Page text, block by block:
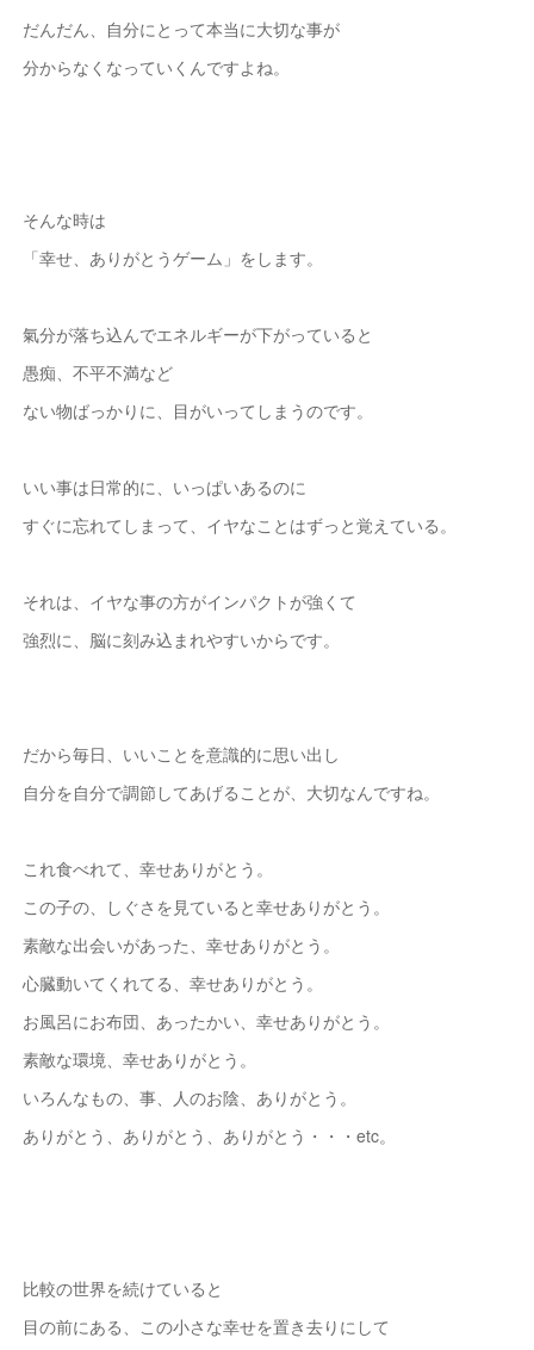
だんだん、自分にとって本当に大切な事が
分からなくなっていくんですよね。
そんな時は
「幸せ、ありがとうゲーム」をします。
氣分が落ち込んでエネルギーが下がっていると
愚痴、不平不満など
ない物ばっかりに、目がいってしまうのです。
いい事は日常的に、いっぱいあるのに
すぐに忘れてしまって、イヤなことはずっと覚えている。
それは、イヤな事の方がインパクトが強くて
強烈に、脳に刻み込まれやすいからです。
だから毎日、いいことを意識的に思い出し
自分を自分で調節してあげることが、大切なんですね。
これ食べれて、幸せありがとう。
この子の、しぐさを見ていると幸せありがとう。
素敵な出会いがあった、幸せありがとう。
心臓動いてくれてる、幸せありがとう。
お風呂にお布団、あったかい、幸せありがとう。
素敵な環境、幸せありがとう。
いろんなもの、事、人のお陰、ありがとう。
ありがとう、ありがとう、ありがとう・・・etc。
比較の世界を続けていると
目の前にある、この小さな幸せを置き去りにして